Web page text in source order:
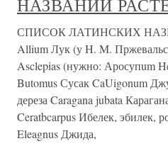
НАЗВАНИЙ
СПИСОК ЛАТИНСКИХ
Allium Лук (у H. M.
Asclepias (нужно: Аросупum
Butomus Сусак CaUigonum
дереза Caragana jubata
Ceratbcarpus Ибелек, эбилек,
Eleagnus Джида,